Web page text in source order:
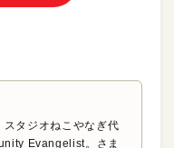
スタジオねこやなぎ代
Evangelist。さま